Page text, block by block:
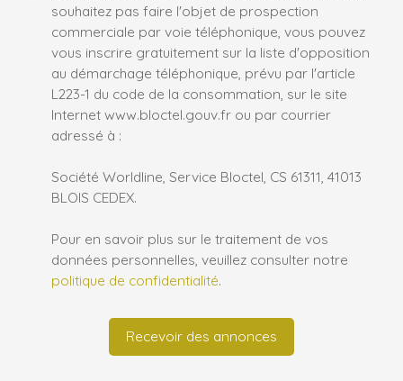
souhaitez pas faire l'objet de prospection
commerciale par voie téléphonique, vous pouvez
vous inscrire gratuitement sur la liste d'opposition
au démarchage téléphonique, prévu par l'article
L223-1 du code de la consommation, sur le site
Internet www.bloctel.gouv.fr ou par courrier
adressé à :
Société Worldline, Service Bloctel, CS 61311, 41013
BLOIS CEDEX.
Pour en savoir plus sur le traitement de vos
données personnelles, veuillez consulter notre
politique de confidentialité.
Recevoir des annonces